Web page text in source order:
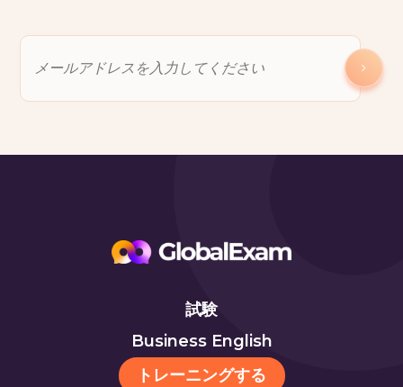
試験
Business English
トレーニングする